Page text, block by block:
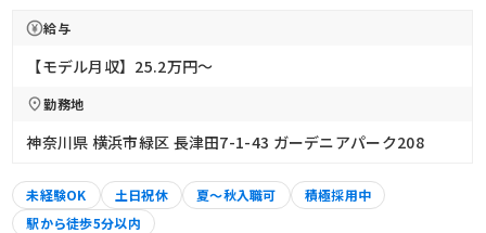
給与
【モデル月収】25.2万円〜
勤務地
神奈川県 横浜市緑区 長津田7-1-43 ガーデニアパーク208
未経験OK 土日祝休 夏～秋入職可
積極採用中
駅から徒歩5分以内